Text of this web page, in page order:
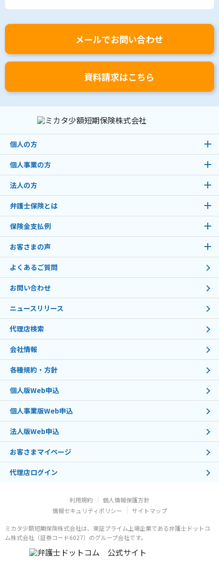
メールでお問い合わせ
資料請求はこちら
個人の方
個人事業の方
法人の方
弁護士保険とは
保険金支払例
お客さまの声
よくあるご質問
お問い合わせ
ニュースリリース
代理店検索
会社情報
各種規約・方針
個人版Web申込
個人事業版Web申込
法人版Web申込
お客さまマイページ
代理店ログイン
利用規約
個人情報保護方針
情報セキュリティポリシー
サイトマップ
ミカタ少額短期保険株式会社は、東証プライム上場企業である弁護士ドットコ
ム株式会社（証券コード6027）のグループ会社です。